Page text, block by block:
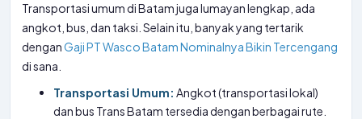
Transportasi umum di Batam juga lumayan lengkap, ada
angkot, bus, dan taksi. Selain itu, banyak yang tertarik
denganGaji PT Wasco Batam Nominalnya Bikin Tercengang
di sana.
Transportasi Umum: Angkot (transportasi lokal)
dan bus Trans Batam tersedia dengan berbagai rute.